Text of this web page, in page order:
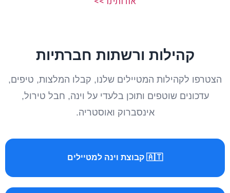
קהילות ורשתות חברתיות
הצטרפו לקהילות המטיילים שלנו, קבלו המלצות, טיפים,
עדכונים שוטפים ותוכן בלעדי על וינה, חבל טירול,
אינסברוק ואוסטריה.
🇦🇹 קבוצת וינה למטיילים